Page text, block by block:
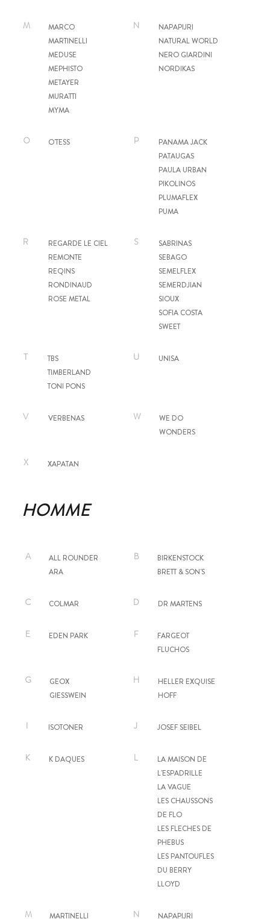
M
MARCO
MARTINELLI
MEDUSE
MEPHISTO
METAYER
MURATTI
MYMA
N
NAPAPIJRI
NATURAL WORLD
NERO GIARDINI
NORDIKAS
O O'TESS P
PANAMA JACK
PATAUGAS
PAULA URBAN
PIKOLINOS
PLUMAFLEX
PUMA
R
REGARDE LE CIEL
REMONTE
REQINS
RONDINAUD
ROSE METAL
S
SABRINAS
SEBAGO
SEMELFLEX
SEMERDJIAN
SIOUX
SOFIA COSTA
SWEET
T
TBS
TIMBERLAND
TONI PONS
U UNISA
V VERBENAS W
WE DO
WONDERS
X XAPATAN
HOMME
A
ALL ROUNDER
ARA
B
BIRKENSTOCK
BRETT & SON'S
C COLMAR D DR MARTENS
E EDEN PARK F
FARGEOT
FLUCHOS
G
GEOX
GIESSWEIN
H
HELLER EXQUISE
HOFF
I ISOTONER J JOSEF SEIBEL
K K DAQUES L
LA MAISON DE
L'ESPADRILLE
LA VAGUE
LES CHAUSSONS
DE FLO
LES FLECHES DE
PHEBUS
LES PANTOUFLES
DU BERRY
LLOYD
M MARTINELLI N NAPAPIJRI